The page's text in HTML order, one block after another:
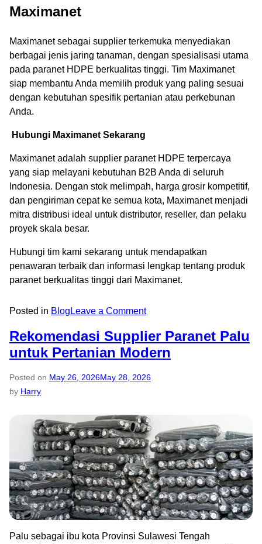
Maximanet
Maximanet sebagai supplier terkemuka menyediakan
berbagai jenis jaring tanaman, dengan spesialisasi utama
pada paranet HDPE berkualitas tinggi. Tim Maximanet
siap membantu Anda memilih produk yang paling sesuai
dengan kebutuhan spesifik pertanian atau perkebunan
Anda.
Hubungi Maximanet Sekarang
Maximanet adalah supplier paranet HDPE terpercaya
yang siap melayani kebutuhan B2B Anda di seluruh
Indonesia. Dengan stok melimpah, harga grosir kompetitif,
dan pengiriman cepat ke semua kota, Maximanet menjadi
mitra distribusi ideal untuk distributor, reseller, dan pelaku
proyek skala besar.
Hubungi tim kami sekarang untuk mendapatkan
penawaran terbaik dan informasi lengkap tentang produk
paranet berkualitas tinggi dari Maximanet.
Posted in Blog Leave a Comment
Rekomendasi Supplier Paranet Palu
untuk Pertanian Modern
Posted on May 26, 2026May 28, 2026
by Harry
Palu sebagai ibu kota Provinsi Sulawesi Tengah